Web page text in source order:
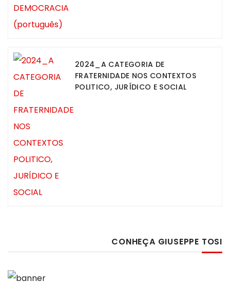
2024_A CATEGORIA DE
FRATERNIDADE NOS CONTEXTOS
POLITICO, JURÍDICO E SOCIAL
CONHEÇA GIUSEPPE TOSI